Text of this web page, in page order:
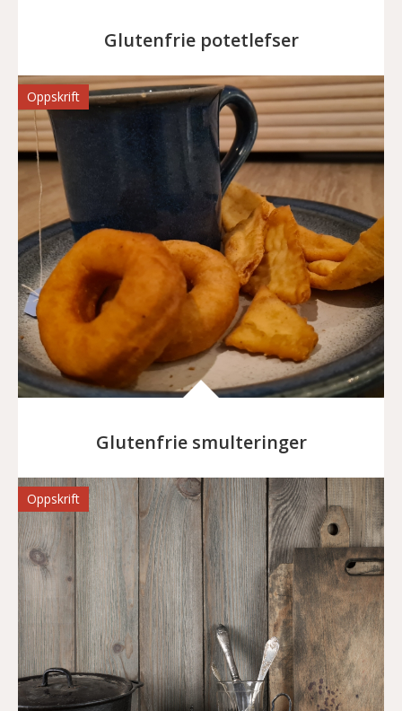
Glutenfrie potetlefser
Oppskrift
Glutenfrie smulteringer
Oppskrift